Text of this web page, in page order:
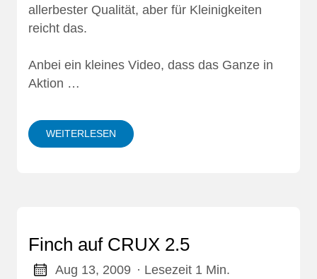
allerbester Qualität, aber für Kleinigkeiten
reicht das.
Anbei ein kleines Video, dass das Ganze in
Aktion …
WEITERLESEN
Finch auf CRUX 2.5
Aug 13, 2009 · Lesezeit 1 Min.